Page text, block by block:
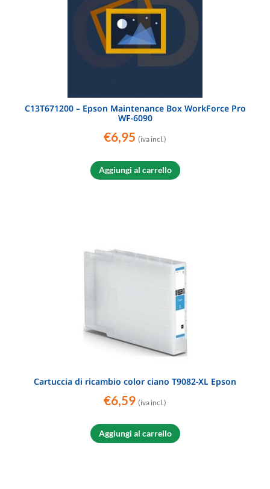
C13T671200 – Epson Maintenance Box WorkForce Pro
WF-6090
€6,95 (iva incl.)
Aggiungi al carrello
Cartuccia di ricambio color ciano T9082-XL Epson
€6,59 (iva incl.)
Aggiungi al carrello